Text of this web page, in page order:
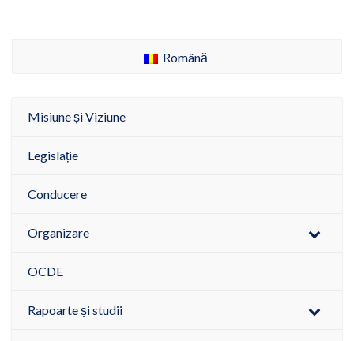
Română
Misiune și Viziune
Legislație
Conducere
Organizare
OCDE
Rapoarte și studii